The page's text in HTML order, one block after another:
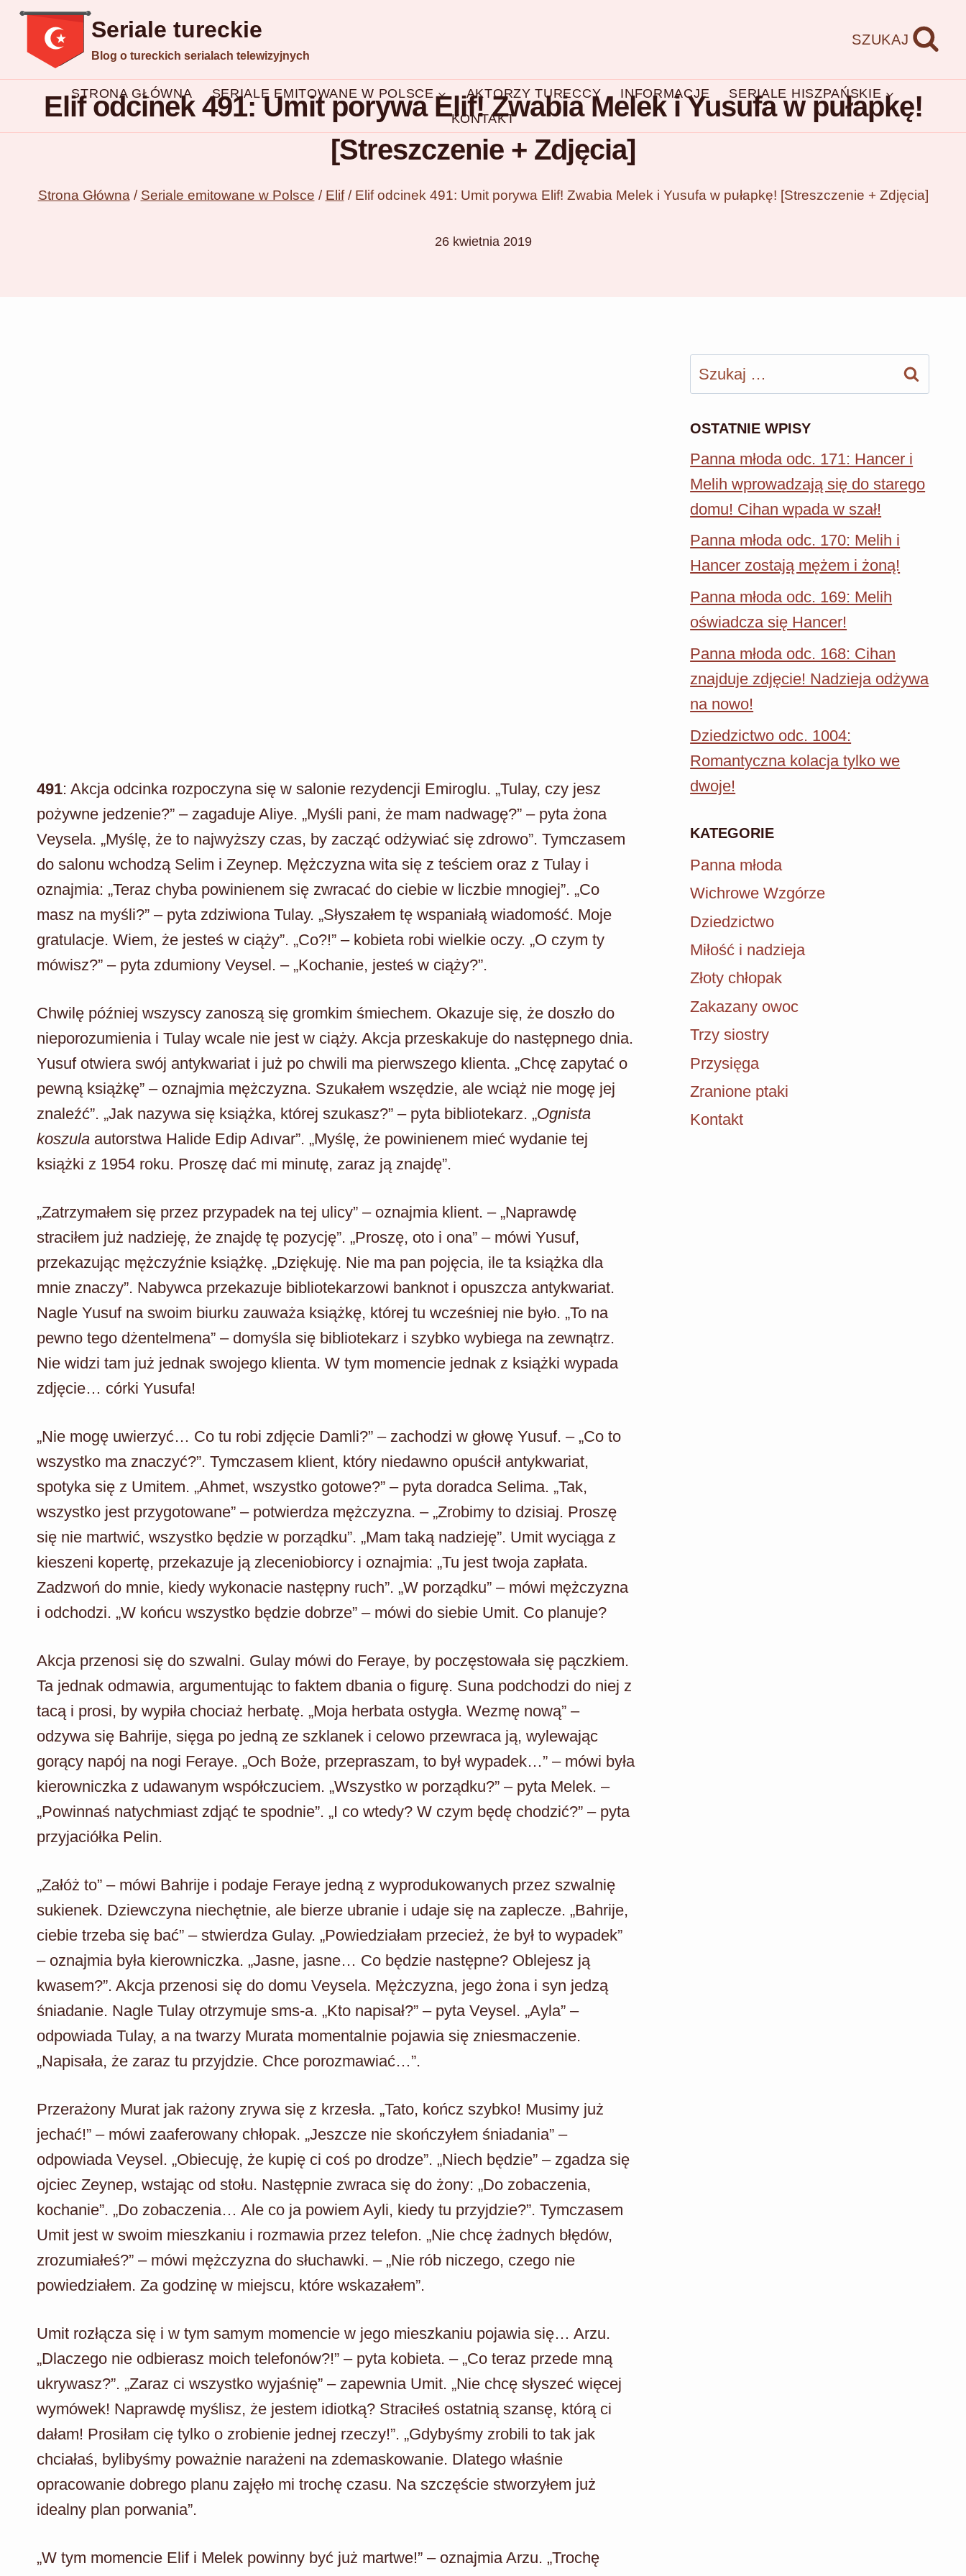
Przejdź
treści
Seriale tureckie
Blog o tureckich serialach telewizyjnych
SZUKAJ
STRONA GŁÓWNA SERIALE EMITOWANE W POLSCE AKTORZY TURECCY INFORMACJE
SERIALE HISZPAŃSKIE
KONTAKT
Elif odcinek 491: Umit porywa Elif! Zwabia Melek i Yusufa w pułapkę!
[Streszczenie + Zdjęcia]
Strona Główna / Seriale emitowane w Polsce / Elif / Elif odcinek 491: Umit porywa Elif! Zwabia Melek i Yusufa w pułapkę! [Streszczenie + Zdjęcia]
26 kwietnia 2019
491: Akcja odcinka rozpoczyna się w salonie rezydencji Emiroglu. „Tulay, czy jesz
pożywne jedzenie?” – zagaduje Aliye. „Myśli pani, że mam nadwagę?” – pyta żona
Veysela. „Myślę, że to najwyższy czas, by zacząć odżywiać się zdrowo”. Tymczasem
do salonu wchodzą Selim i Zeynep. Mężczyzna wita się z teściem oraz z Tulay i
oznajmia: „Teraz chyba powinienem się zwracać do ciebie w liczbie mnogiej”. „Co
masz na myśli?” – pyta zdziwiona Tulay. „Słyszałem tę wspaniałą wiadomość. Moje
gratulacje. Wiem, że jesteś w ciąży”. „Co?!” – kobieta robi wielkie oczy. „O czym ty
mówisz?” – pyta zdumiony Veysel. – „Kochanie, jesteś w ciąży?”.
Chwilę później wszyscy zanoszą się gromkim śmiechem. Okazuje się, że doszło do
nieporozumienia i Tulay wcale nie jest w ciąży. Akcja przeskakuje do następnego dnia.
Yusuf otwiera swój antykwariat i już po chwili ma pierwszego klienta. „Chcę zapytać o
pewną książkę” – oznajmia mężczyzna. Szukałem wszędzie, ale wciąż nie mogę jej
znaleźć”. „Jak nazywa się książka, której szukasz?” – pyta bibliotekarz. „Ognista
koszula autorstwa Halide Edip Adıvar”. „Myślę, że powinienem mieć wydanie tej
książki z 1954 roku. Proszę dać mi minutę, zaraz ją znajdę”.
„Zatrzymałem się przez przypadek na tej ulicy” – oznajmia klient. – „Naprawdę
straciłem już nadzieję, że znajdę tę pozycję”. „Proszę, oto i ona” – mówi Yusuf,
przekazując mężczyźnie książkę. „Dziękuję. Nie ma pan pojęcia, ile ta książka dla
mnie znaczy”. Nabywca przekazuje bibliotekarzowi banknot i opuszcza antykwariat.
Nagle Yusuf na swoim biurku zauważa książkę, której tu wcześniej nie było. „To na
pewno tego dżentelmena” – domyśla się bibliotekarz i szybko wybiega na zewnątrz.
Nie widzi tam już jednak swojego klienta. W tym momencie jednak z książki wypada
zdjęcie… córki Yusufa!
„Nie mogę uwierzyć… Co tu robi zdjęcie Damli?” – zachodzi w głowę Yusuf. – „Co to
wszystko ma znaczyć?”. Tymczasem klient, który niedawno opuścił antykwariat,
spotyka się z Umitem. „Ahmet, wszystko gotowe?” – pyta doradca Selima. „Tak,
wszystko jest przygotowane” – potwierdza mężczyzna. – „Zrobimy to dzisiaj. Proszę
się nie martwić, wszystko będzie w porządku”. „Mam taką nadzieję”. Umit wyciąga z
kieszeni kopertę, przekazuje ją zleceniobiorcy i oznajmia: „Tu jest twoja zapłata.
Zadzwoń do mnie, kiedy wykonacie następny ruch”. „W porządku” – mówi mężczyzna
i odchodzi. „W końcu wszystko będzie dobrze” – mówi do siebie Umit. Co planuje?
Akcja przenosi się do szwalni. Gulay mówi do Feraye, by poczęstowała się pączkiem.
Ta jednak odmawia, argumentując to faktem dbania o figurę. Suna podchodzi do niej z
tacą i prosi, by wypiła chociaż herbatę. „Moja herbata ostygła. Wezmę nową” –
odzywa się Bahrije, sięga po jedną ze szklanek i celowo przewraca ją, wylewając
gorący napój na nogi Feraye. „Och Boże, przepraszam, to był wypadek…” – mówi była
kierowniczka z udawanym współczuciem. „Wszystko w porządku?” – pyta Melek. –
„Powinnaś natychmiast zdjąć te spodnie”. „I co wtedy? W czym będę chodzić?” – pyta
przyjaciółka Pelin.
„Załóż to” – mówi Bahrije i podaje Feraye jedną z wyprodukowanych przez szwalnię
sukienek. Dziewczyna niechętnie, ale bierze ubranie i udaje się na zaplecze. „Bahrije,
ciebie trzeba się bać” – stwierdza Gulay. „Powiedziałam przecież, że był to wypadek”
– oznajmia była kierowniczka. „Jasne, jasne… Co będzie następne? Oblejesz ją
kwasem?”. Akcja przenosi się do domu Veysela. Mężczyzna, jego żona i syn jedzą
śniadanie. Nagle Tulay otrzymuje sms-a. „Kto napisał?” – pyta Veysel. „Ayla” –
odpowiada Tulay, a na twarzy Murata momentalnie pojawia się zniesmaczenie.
„Napisała, że zaraz tu przyjdzie. Chce porozmawiać…”.
Przerażony Murat jak rażony zrywa się z krzesła. „Tato, kończ szybko! Musimy już
jechać!” – mówi zaaferowany chłopak. „Jeszcze nie skończyłem śniadania” –
odpowiada Veysel. „Obiecuję, że kupię ci coś po drodze”. „Niech będzie” – zgadza się
ojciec Zeynep, wstając od stołu. Następnie zwraca się do żony: „Do zobaczenia,
kochanie”. „Do zobaczenia… Ale co ja powiem Ayli, kiedy tu przyjdzie?”. Tymczasem
Umit jest w swoim mieszkaniu i rozmawia przez telefon. „Nie chcę żadnych błędów,
zrozumiałeś?” – mówi mężczyzna do słuchawki. – „Nie rób niczego, czego nie
powiedziałem. Za godzinę w miejscu, które wskazałem”.
Umit rozłącza się i w tym samym momencie w jego mieszkaniu pojawia się… Arzu.
„Dlaczego nie odbierasz moich telefonów?!” – pyta kobieta. – „Co teraz przede mną
ukrywasz?”. „Zaraz ci wszystko wyjaśnię” – zapewnia Umit. „Nie chcę słyszeć więcej
wymówek! Naprawdę myślisz, że jestem idiotką? Straciłeś ostatnią szansę, którą ci
dałam! Prosiłam cię tylko o zrobienie jednej rzeczy!”. „Gdybyśmy zrobili to tak jak
chciałaś, bylibyśmy poważnie narażeni na zdemaskowanie. Dlatego właśnie
opracowanie dobrego planu zajęło mi trochę czasu. Na szczęście stworzyłem już
idealny plan porwania”.
„W tym momencie Elif i Melek powinny być już martwe!” – oznajmia Arzu. „Trochę
Szukaj:
OSTATNIE WPISY
Panna młoda odc. 171: Hancer i
Melih wprowadzają się do starego
domu! Cihan wpada w szał!
Panna młoda odc. 170: Melih i
Hancer zostają mężem i żoną!
Panna młoda odc. 169: Melih
oświadcza się Hancer!
Panna młoda odc. 168: Cihan
znajduje zdjęcie! Nadzieja odżywa
na nowo!
Dziedzictwo odc. 1004:
Romantyczna kolacja tylko we
dwoje!
KATEGORIE
Panna młoda
Wichrowe Wzgórze
Dziedzictwo
Miłość i nadzieja
Złoty chłopak
Zakazany owoc
Trzy siostry
Przysięga
Zranione ptaki
Kontakt